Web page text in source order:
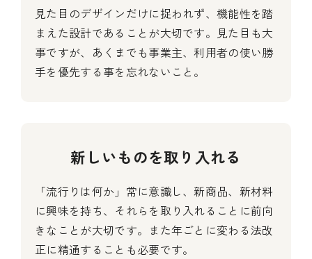
見た目のデザインだけに捉われず、機能性を踏
まえた設計であることが大切です。見た目も大
事ですが、あくまでも事業主、利用者の使い勝
手を優先する事を忘れないこと。
新しいものを取り入れる
「流行りは何か」常に意識し、新商品、新材料
に興味を持ち、それらを取り入れることに前向
きなことが大切です。また年ごとに変わる法改
正に精通することも必要です。